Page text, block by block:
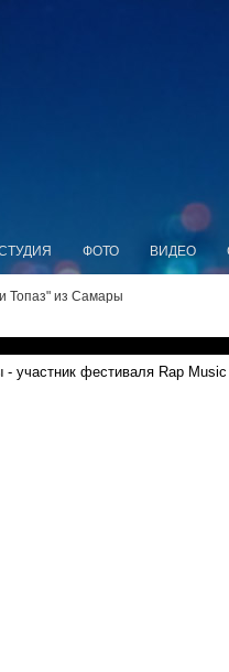
ФОТО ВИДЕО
Топаз" из Самары
участник фестиваля Rap